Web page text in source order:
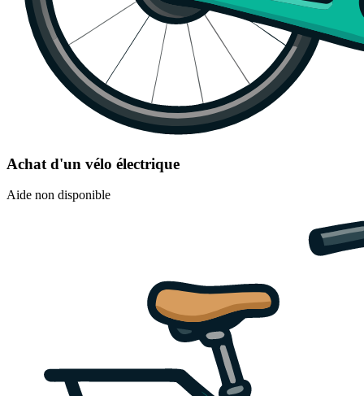
Achat d'un vélo électrique
Aide non disponible